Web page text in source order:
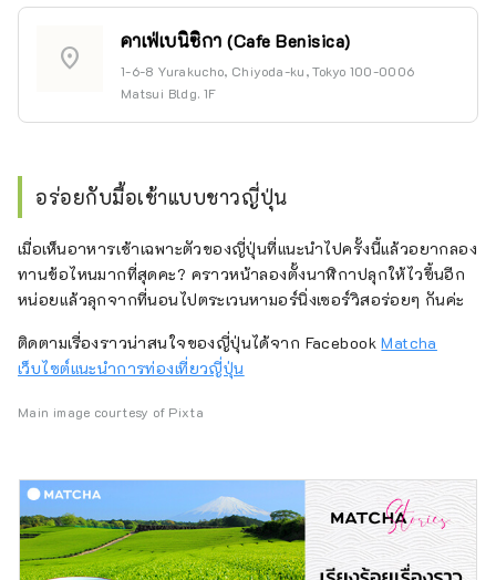
location_on
คาเฟ่เบนิซิกา (Cafe Benisica)
1-6-8 Yurakucho, Chiyoda-ku, Tokyo 100-0006
Matsui Bldg. 1F
อร่อยกับมื้อเช้าแบบชาวญี่ปุ่น
เมื่อเห็นอาหารเช้าเฉพาะตัวของญี่ปุ่นที่แนะนำไปครั้งนี้แล้วอยากลอง
ทานข้อไหนมากที่สุดคะ? คราวหน้าลองตั้งนาฬิกาปลุกให้ไวขึ้นอีก
หน่อยแล้วลุกจากที่นอนไปตระเวนหามอร์นิ่งเซอร์วิสอร่อยๆ กันค่ะ
ติดตามเรื่องราวน่าสนใจของญี่ปุ่นได้จาก FacebookMatcha
เว็บไซต์แนะนำการท่องเที่ยวญี่ปุ่น
Main image courtesy of Pixta